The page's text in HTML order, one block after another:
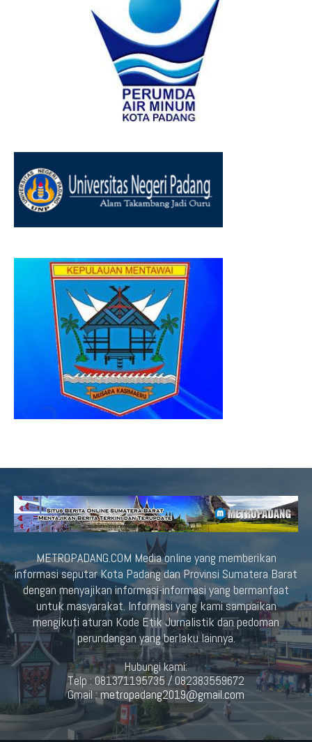
METROPADANG.COM Media online yang memberikan
informasi seputar Kota Padang dan Provinsi Sumatera Barat
dengan menyajikan informasi-informasi yang bermanfaat
untuk masyarakat. Informasi yang kami sampaikan
mengikuti aturan Kode Etik Jurnalistik dan pedoman
perundangan yang berlaku lainnya.
Hubungi kami:
Telp : 081371195735 / 082383559672
Gmail :metropadang2019@gmail.com